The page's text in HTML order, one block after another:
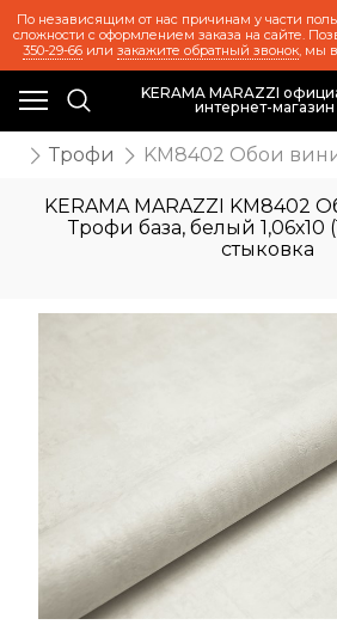
По независящим от нас причинам у части
сложности с оформлением заказа на сайте.
350-29-66или закажите обратный звонок, мы
KERAMA MARAZZI
интернет-магазин
Трофи KM8402 Обои
KERAMA MARAZZI KM8402
Трофи база, белый 1,06х10
стыковка